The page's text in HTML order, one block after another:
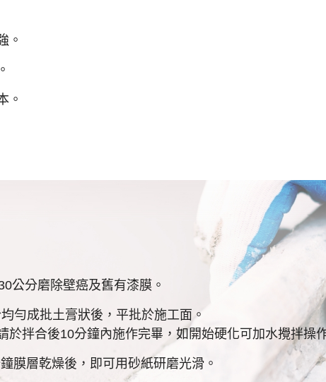
。
。
公分磨除壁癌及舊有漆膜。
勻成批土膏狀後，平批於施工面。
於拌合後10分鐘內施作完畢，如開始硬化可加水攪拌操
膜層乾燥後，即可用砂紙研磨光滑。